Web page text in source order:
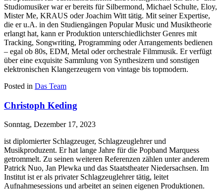
Studiomusiker war er bereits für Silbermond, Michael Schulte, Eloy,
Mister Me, KRAUS oder Joachim Witt tätig. Mit seiner Expertise,
die er u.A. in den Studiengängen Popular Music und Musiktheorie
erlangt hat, kann er Produktion unterschiedlichster Genres mit
Tracking, Songwriting, Programming oder Arrangements bedienen
– egal ob 80s, EDM, Metal oder orchestrale Filmmusik. Er verfügt
über eine exquisite Sammlung von Synthesizern und sonstigen
elektronischen Klangerzeugern von vintage bis topmodern.
Posted in Das Team
Christoph Keding
Sonntag, Dezember 17, 2023
ist diplomierter Schlagzeuger, Schlagzeuglehrer und
Musikproduzent. Er hat lange Jahre für die Popband Marquess
getrommelt. Zu seinen weiteren Referenzen zählen unter anderem
Patrick Nuo, Jan Plewka und das Staatstheater Niedersachsen. Im
Institut ist er als privater Schlagzeuglehrer tätig, leitet
Aufnahmesessions und arbeitet an seinen eigenen Produktionen.